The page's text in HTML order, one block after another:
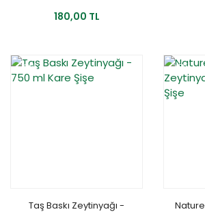
180,00 TL
YENİ
Taş Baskı Zeytinyağı -
YENİ